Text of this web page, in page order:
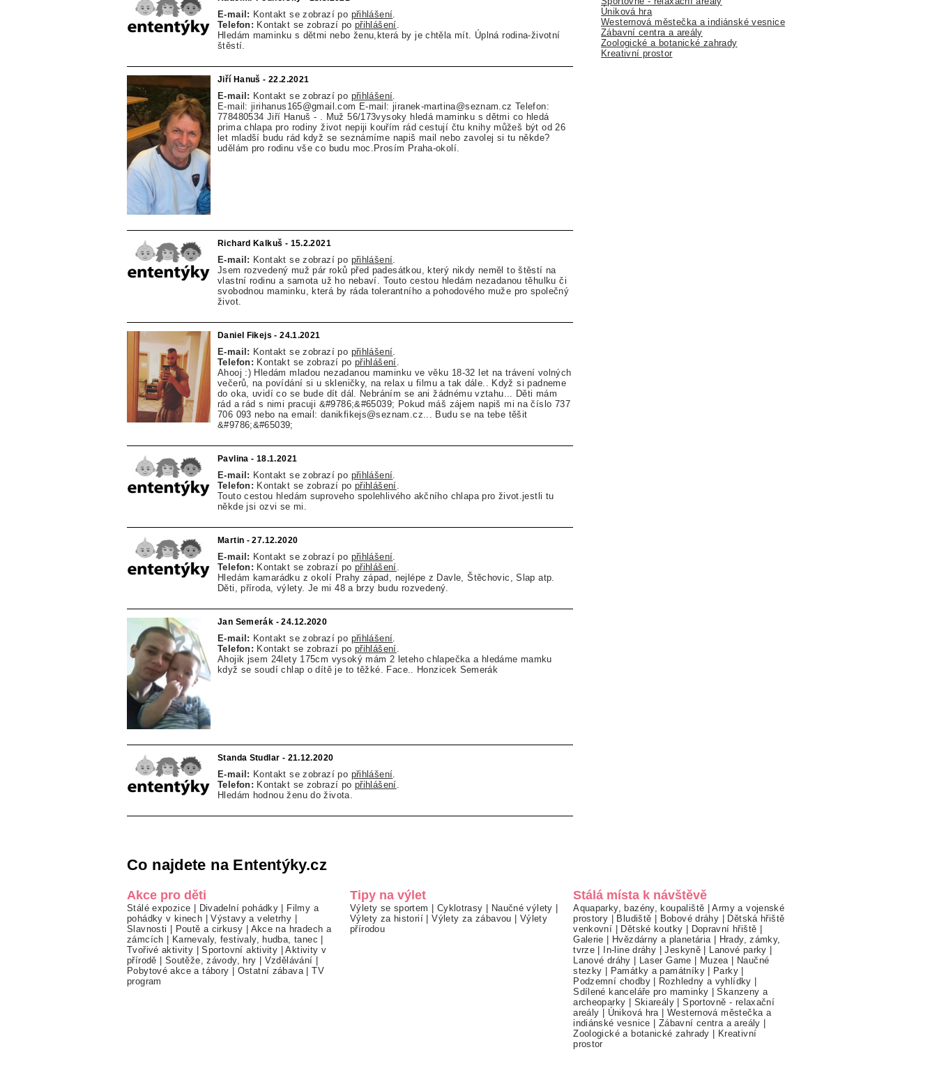
E-mail: Kontakt se zobrazí po přihlášení.
Telefon: Kontakt se zobrazí po přihlášení.
Hledám maminku s dětmi nebo ženu,která by je chtěla mít. Úplná rodina-životní
štěstí.
Jiří Hanuš - 22.2.2021
E-mail: Kontakt se zobrazí po přihlášení.
E-mail: jirihanus165@gmail.com E-mail: jiranek-martina@seznam.cz Telefon:
778480534 Jiří Hanuš - . Muž 56/173vysoky hledá maminku s dětmi co hledá
prima chlapa pro rodiny život nepiji kouřím rád cestují čtu knihy můžeš být od 26
let mladší budu rád když se seznámíme napiš mail nebo zavolej si tu někde?
udělám pro rodinu vše co budu moc.Prosím Praha-okolí.
Richard Kalkuš - 15.2.2021
E-mail: Kontakt se zobrazí po přihlášení
Jsem rozvedený muž pár roků před padesátkou, který nikdy neměl to štěstí na
vlastní rodinu a samota už ho nebaví. Touto cestou hledám nezadanou těhulku či
svobodnou maminku, která by ráda tolerantního a pohodového muže pro společný
život.
Daniel Fikejs - 24.1.2021
E-mail: Kontakt se zobrazí po přihlášení
Telefon: Kontakt se zobrazí po přihlášení
Ahooj :) Hledám mladou nezadanou maminku ve věku 18-32 let na trávení volných
večerů, na povídání si u skleničky, na relax u filmu a tak dále.. Když si padneme
do oka, uvidí co se bude dít dál. Nebráním se ani žádnému vztahu... Děti mám
rád a rád s nimi pracuji &#9786;&#65039; Pokud máš zájem napiš mi na číslo 737
706 093 nebo na email: danikfikejs@seznam.cz... Budu se na tebe těšit
&#9786;&#65039;
Pavlina - 18.1.2021
E-mail: Kontakt se zobrazí po přihlášení
Telefon: Kontakt se zobrazí po přihlášení
Touto cestou hledám suproveho spolehlivého akčního chlapa pro život.jestli tu
někde jsi ozvi se mi.
Martin - 27.12.2020
E-mail: Kontakt se zobrazí po přihlášení
Telefon: Kontakt se zobrazí po přihlášení
Hledám kamarádku z okolí Prahy západ, nejlépe z Davle, Štěchovic, Slap atp.
Děti, příroda, výlety. Je mi 48 a brzy budu rozvedený.
Jan Semerák - 24.12.2020
E-mail: Kontakt se zobrazí po přihlášení
Telefon: Kontakt se zobrazí po přihlášení
Ahojik jsem 24lety 175cm vysoký mám 2 leteho chlapečka a hledáme mamku
když se soudí chlap o dítě je to těžké. Face.. Honzicek Semerák
Standa Studlar - 21.12.2020
E-mail: Kontakt se zobrazí po přihlášení
Telefon: Kontakt se zobrazí po přihlášení
Hledám hodnou ženu do života.
Úniková hra
Westernová městečka a indiánské vesnice
Zábavní centra a areály
Zoologické a botanické zahrady
Kreativní prostor
Co najdete na Ententýky.cz
Akce pro děti
Stálé expozice Divadelní pohádky
Filmy a
pohádky v kinech |Výstavy a veletrhy
Slavnosti
Poutě a cirkusy
Akce na hradech a
zámcích
Karnevaly, festivaly, hudba, tanec
Tvořivé aktivity |Sportovní aktivity |Aktivity v
přírodě
Soutěže, závody, hry Vzdělávání
Pobytové akce a tábory
Ostatní zábava |TV
program
Tipy na výlet
Výlety se sportem Cyklotrasy Naučné výlety
Výlety za historií |Výlety za zábavou
Výlety
přírodou
Stálá místa k návštěvě
Aquaparky, bazény, koupaliště |Army a vojenské
prostory
Bludiště Bobové dráhy
Dětská hřiště
venkovní
Dětské koutky Dopravní hřiště
Galerie
Hvězdárny a planetária
Hrady, zámky,
tvrze
In-line dráhy |Jeskyně Lanové parky
Lanové dráhy
Laser Game Muzea
Naučné
stezky
Památky a památníky| Parky
Podzemní chodby| Rozhledny a vyhlídky
Sdílené kanceláře pro maminky |Skanzeny a
archeoparky
Skiareály |Sportovně - relaxační
areály
Úniková hra |Westernová městečka a
indiánské vesnice
Zábavní centra a areály
Zoologické a botanické zahrady
Kreativní
prostor